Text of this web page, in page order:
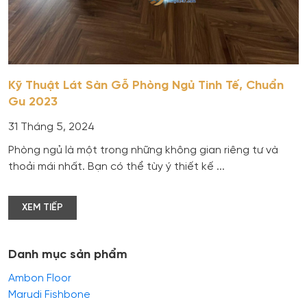
Kỹ Thuật Lát Sàn Gỗ Phòng Ngủ Tinh Tế, Chuẩn
Gu 2023
31 Tháng 5, 2024
Phòng ngủ là một trong những không gian riêng tư và
thoải mái nhất. Bạn có thể tùy ý thiết kế ...
XEM TIẾP
Danh mục sản phẩm
Ambon Floor
Marudi Fishbone